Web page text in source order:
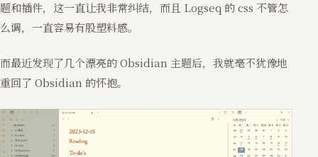
题和插件，这一直让我非常纠结，而且 Logseq 的 css 不管怎
么调，一直容易有股塑料感。
而最近发现了几个漂亮的 Obsidian 主题后，我就毫不犹豫地
重回了 Obsidian 的怀抱。